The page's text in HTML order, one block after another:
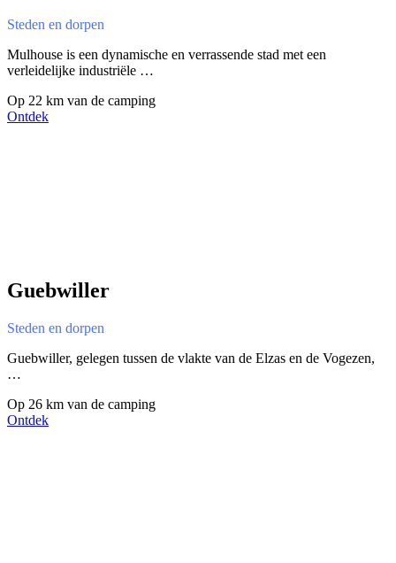
Steden en dorpen
Mulhouse is een dynamische en verrassende stad met een
verleidelijke industriële …
Op 22 km van de camping
Ontdek
Guebwiller
Steden en dorpen
Guebwiller, gelegen tussen de vlakte van de Elzas en de Vogezen,
…
Op 26 km van de camping
Ontdek